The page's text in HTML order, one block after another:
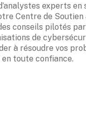
experts en
Centre de
conseils pilotés
de
à résoudre vos
toute confiance.